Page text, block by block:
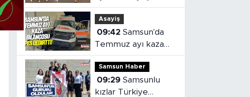
operasyonu
Asayiş
09:42 Samsun'da
Temmuz ayı kaza
bilançosu
Samsun Haber
09:29 Samsunlu
kızlar Türkiye